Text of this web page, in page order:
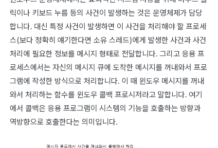
릭이나 키보드 누름 등의 사건이 발생하는 것은 운영체제가 담당
합니다. 대신 특정 사건이 발생하면 이 사건을 처리해야 할 프로세
스(보다 정확히 얘기한다면 소유 스레드)에게 발생한 사건과 사건
처리에 필요한 정보를 메시지 형태로 전달합니다. 그리고 응용 프
로세스에서는 자신의 메시지 큐에 도착한 메시지를 꺼내와서 프로
그램에 작성한 방식으로 처리합니다. 이 때 윈도우 메시지를 꺼내
와서 처리하는 함수를 윈도우 콜백 프로시저라고 말합니다. 여기
에서 콜백은 응용 프로그램이 시스템의 기능을 호출하는 방향과
역방향으로 호출한다는 의미입니다.